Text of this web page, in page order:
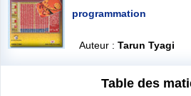
programmation
Auteur : Tarun Tyagi
Table des